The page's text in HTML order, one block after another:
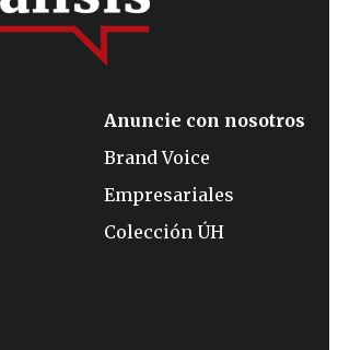
Anuncie con nosotros
Brand Voice
Empresariales
Colección ÚH